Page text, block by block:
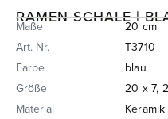
RAMEN SCHALE |
Maße
20 cm
Art.-Nr.
T3710
Farbe
blau
Größe
20 x 7,
Material